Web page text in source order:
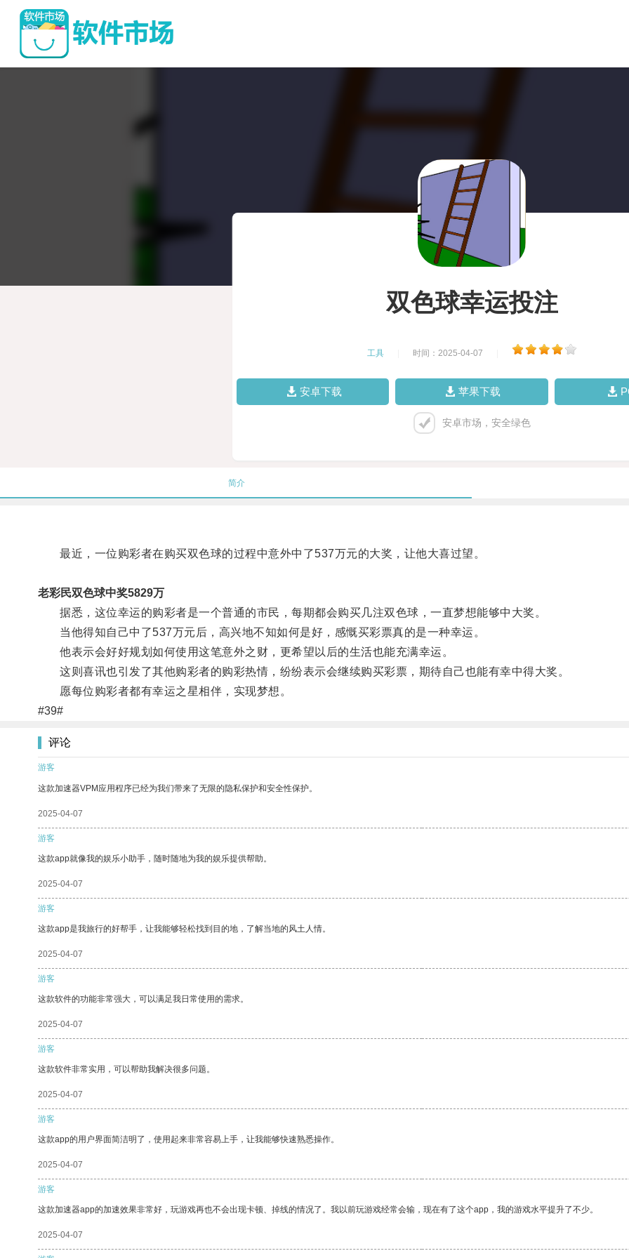
双色球幸运投注
工具 时间：2025-04-07
安卓下载 苹果下载
安卓市场，安全绿色
简介
最近，一位购彩者在购买双色球的过程中意外中了537万元的大奖，让他大喜过望。
老彩民双色球中奖5829万
据悉，这位幸运的购彩者是一个普通的市民，每期都会购买几注双色球，一直梦想能够中大奖。
当他得知自己中了537万元后，高兴地不知如何是好，感慨买彩票真的是一种幸运。
他表示会好好规划如何使用这笔意外之财，更希望以后的生活也能充满幸运。
这则喜讯也引发了其他购彩者的购彩热情，纷纷表示会继续购买彩票，期待自己也能有幸中得大奖。
愿每位购彩者都有幸运之星相伴，实现梦想。
#39#
评论
游客
这款加速器VPM应用程序已经为我们带来了无限的隐私保护和安全性保护。
2025-04-07
游客
这款app就像我的娱乐小助手，随时随地为我的娱乐提供帮助。
2025-04-07
游客
这款app是我旅行的好帮手，让我能够轻松找到目的地，了解当地的风土人情。
2025-04-07
游客
这款软件的功能非常强大，可以满足我日常使用的需求。
2025-04-07
游客
这款软件非常实用，可以帮助我解决很多问题。
2025-04-07
游客
这款app的用户界面简洁明了，使用起来非常容易上手，让我能够快速熟悉操作。
2025-04-07
游客
这款加速器app的加速效果非常好，玩游戏再也不会出现卡顿、掉线的情况了。我以前玩游戏经常会输，现在有了这个app，我的游戏水平提升了不少。
2025-04-07